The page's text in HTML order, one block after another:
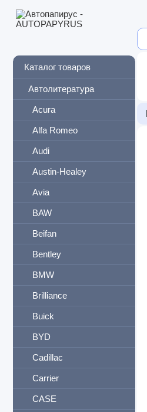
Каталог товаров
Автолитература
Acura
Alfa Romeo
Audi
Austin-Healey
Avia
BAW
Beifan
Bentley
BMW
Brilliance
Buick
BYD
Cadillac
Carrier
CASE